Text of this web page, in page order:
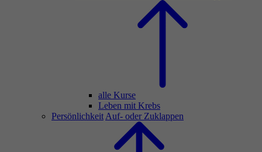
alle Kurse
Leben mit Krebs
Persönlichkeit Auf- oder Zuklappen